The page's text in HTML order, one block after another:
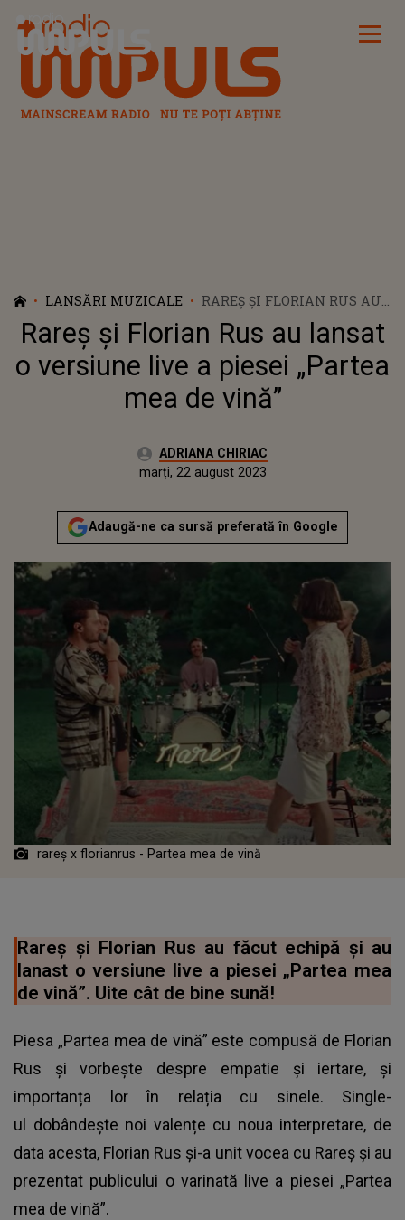
Radio Impuls
LANSĂRI MUZICALE
RAREȘ ȘI FLORIAN RUS AU
LANSAT O VERSIUNE LIVE A
PIESEI „PARTEA MEA DE
VINĂ”
Rareș și Florian Rus au lansat
o versiune live a piesei „Partea
mea de vină”
Autor:ADRIANA CHIRIAC
Actualizat:
marți, 22 august 2023
Adaugă-ne ca sursă preferată în Google
rareș x florianrus - Partea mea de vină
Rareș și Florian Rus au făcut echipă și au
lanast o versiune live a piesei „Partea mea
de vină”. Uite cât de bine sună!
Piesa „Partea mea de vină” este compusă de Florian
Rus și vorbește despre empatie și iertare, și
importanța lor în relația cu sinele. Single-
ul dobândește noi valențe cu noua interpretare, de
data acesta, Florian Rus și-a unit vocea cu Rareș și au
prezentat publicului o varinată live a piesei „Partea
mea de vină”.